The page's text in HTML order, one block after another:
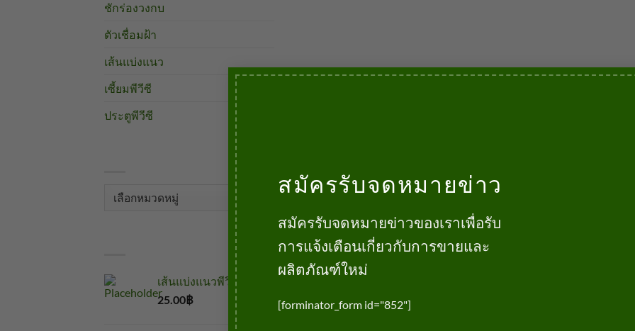
สมัครรับจดหมายข่าว
สมัครรับจดหมายข่าวของเราเพื่อรับ
การแจ้งเตือนเกี่ยวกับการขายและ
ผลิตภัณฑ์ใหม่
[forminator_form id="852"]
ชักร่องวงกบ
ตัวเชื่อมฝ้า
เส้นแบ่งแนว
เซี้ยมพีวีซี
ประตูพีวีซี
หมวด
เส้นแบ่งแนวพีวีซี
25.00฿